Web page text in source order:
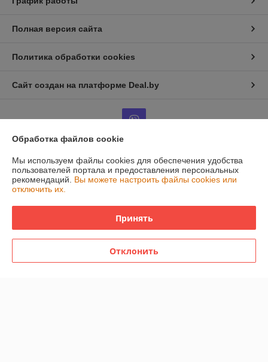
Полная версия сайта
Политика обработки cookies
Сайт создан на платформе Deal.by
Информация для покупателя
Юридическое лицо:Общество с ограниченной ответственностью
"Евроток"
Регистрационный номер ЕГР: 591018914
УНП: 591018914
Обработка файлов cookie
Мы используем файлы cookies для обеспечения удобства
пользователей портала и предоставления персональных
рекомендаций. Вы можете настроить файлы cookies или
отключить их.
Принять
Отклонить